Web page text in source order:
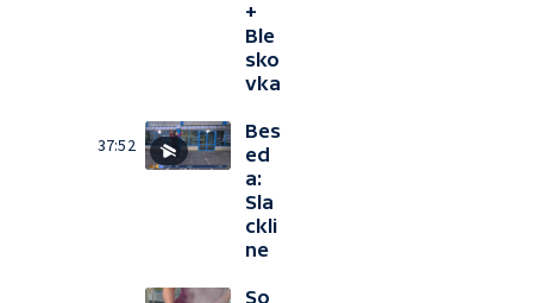
+
Ble
sko
vka
37:52
Bes
ed
a:
Sla
ckli
ne
So